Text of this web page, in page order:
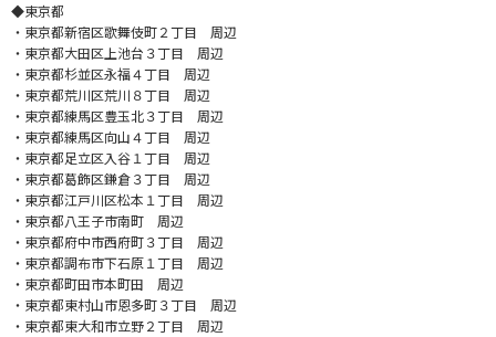
◆東京都
・東京都新宿区歌舞伎町２丁目 周辺
・東京都大田区上池台３丁目 周辺
・東京都杉並区永福４丁目 周辺
・東京都荒川区荒川８丁目 周辺
・東京都練馬区豊玉北３丁目 周辺
・東京都練馬区向山４丁目 周辺
・東京都足立区入谷１丁目 周辺
・東京都葛飾区鎌倉３丁目 周辺
・東京都江戸川区松本１丁目 周辺
・東京都八王子市南町 周辺
・東京都府中市西府町３丁目 周辺
・東京都調布市下石原１丁目 周辺
・東京都町田市本町田 周辺
・東京都東村山市恩多町３丁目 周辺
・東京都東大和市立野２丁目 周辺